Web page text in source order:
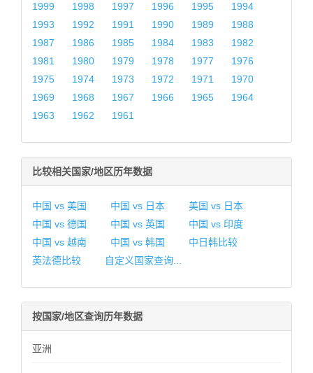
1999
1998 1997 1996 1995
1994
1993
1992 1991 1990 1989
1988
1987
1986 1985 1984 1983
1982
1981
1980 1979 1978 1977
1976
1975
1974 1973 1972 1971
1970
1969
1968 1967 1966 1965
1964
1963
1962 1961
比较相关国家/地区历年数据
中国 vs 美国 中国 vs 日本
美国 vs 日本
中国 vs 德国
中国 vs 英国
中国 vs 印度
中国 vs 越南
中国 vs 韩国
中日韩比较
英法德比较
自定义国家查询...
按国家/地区查询历年数据
亚洲